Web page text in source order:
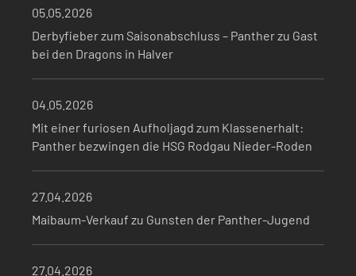
05.05.2026
Derbyfieber zum Saisonabschluss – Panther zu Gast
bei den Dragons in Halver
04.05.2026
Mit einer furiosen Aufholjagd zum Klassenerhalt:
Panther bezwingen die HSG Rodgau Nieder-Roden
27.04.2026
Maibaum-Verkauf zu Gunsten der Panther-Jugend
27.04.2026